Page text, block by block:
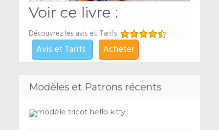
Voir ce livre :
Découvrez les avis et Tarifs
Acheter
Avis et Tarifs
Modèles et Patrons récents
modèle tricot hello kitty